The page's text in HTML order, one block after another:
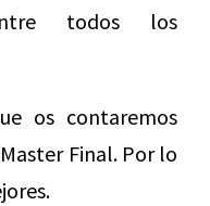
todos los
os contaremos
Final. Por lo